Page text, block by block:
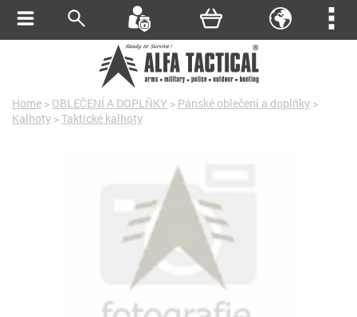
Home > OBLEČENÍ A DOPLŇKY > Pánské oblečení a doplňky >
Kalhoty >Taktické kalhoty